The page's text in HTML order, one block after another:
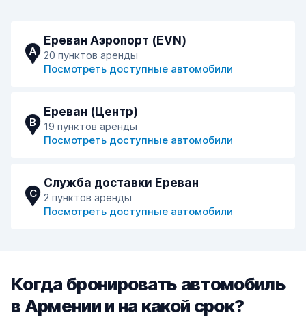
A
Ереван Аэропорт (EVN)
20 пунктов аренды
Посмотреть доступные автомобили
B
Ереван (Центр)
19 пунктов аренды
Посмотреть доступные автомобили
C
Служба доставки Ереван
2 пунктов аренды
Посмотреть доступные автомобили
Когда бронировать автомобиль
в Армении и на какой срок?